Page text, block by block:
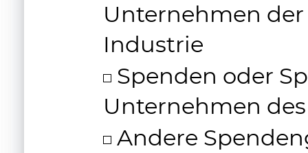
Unternehmen
Industrie
Spenden oder
Unternehmen
Andere